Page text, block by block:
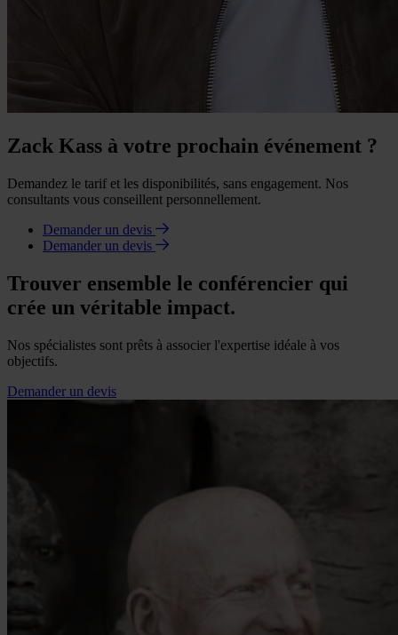
Zack Kass à votre prochain événement ?
Demandez le tarif et les disponibilités, sans engagement. Nos
consultants vous conseillent personnellement.
Demander un devis
Demander un devis
Trouver ensemble le conférencier qui
crée un véritable impact.
Nos spécialistes sont prêts à associer l'expertise idéale à vos
objectifs.
Demander un devis